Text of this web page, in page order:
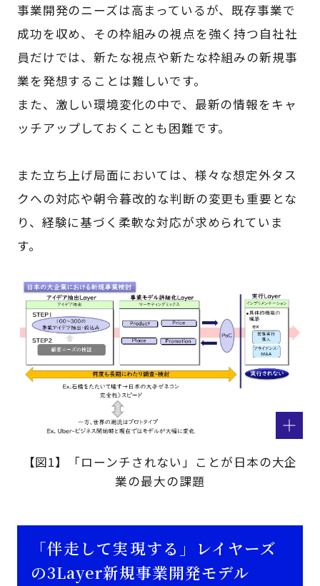
事業開発のニーズは高まっているが、既存事業で
成功を収め、その枠組みの視点を強く持つ自社社
員だけでは、新たな視点や新たな枠組みの新規事
業を発想することは難しいです。
また、激しい環境変化の中で、最新の情報をキャ
ッチアップしておくことも困難です。
また立ち上げ局面においては、様々な想定外タス
クへの対応や朝令暮改的な判断の変更も重要とな
り、経験に基づく柔軟な対応が求められていま
す。
【図1】「ローンチされない」ことが日本の大企
業の最大の課題
「伴走して実現する」レイヤーズ
の3Layer新規事業開発モデル